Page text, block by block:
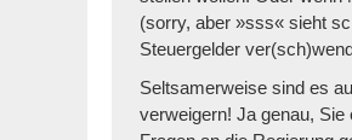
(sorry, aber »sss« sieht
Steuergelder
Seltsamerweise sind es
verweigern! Ja genau,